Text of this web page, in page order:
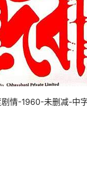
剧情-1960-未删减-中